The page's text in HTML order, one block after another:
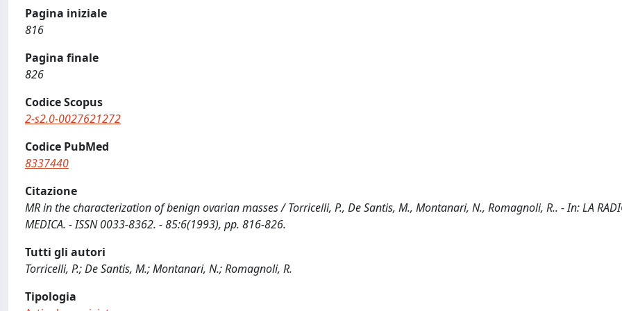
Pagina iniziale
816
Pagina finale
826
Codice Scopus
2-s2.0-0027621272
Codice PubMed
8337440
Citazione
MR in the characterization of benign ovarian masses / Torricelli, P., De Santis, M., Montanari, N., Romagnoli, R.. - In: LA
MEDICA. - ISSN 0033-8362. - 85:6(1993), pp. 816-826.
Tutti gli autori
Torricelli, P.; De Santis, M.; Montanari, N.; Romagnoli, R.
Tipologia